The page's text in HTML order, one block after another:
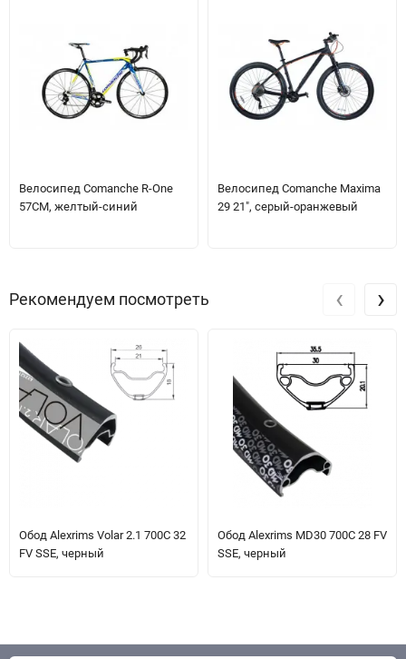
Велосипед Comanche R-One
57CM, желтый-синий
Велосипед Comanche Maxima
29 21", серый-оранжевый
Рекомендуем посмотреть
Обод Alexrims Volar 2.1 700C 32
FV SSE, черный
Обод Alexrims MD30 700C 28 FV
SSE, черный
‹ ›